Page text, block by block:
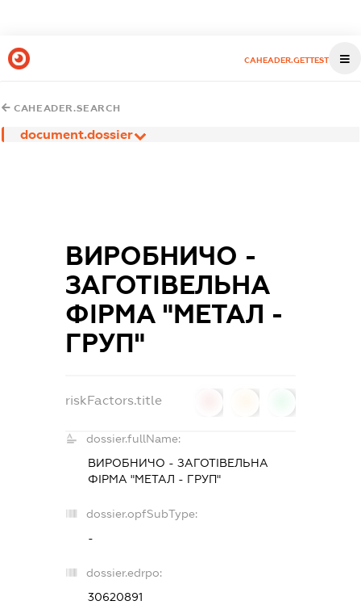
CAHEADER.GETTEST
CAHEADER.SEARCH
document.dossier
ВИРОБНИЧО -
ЗАГОТІВЕЛЬНА
ФІРМА "МЕТАЛ -
ГРУП"
riskFactors.title
dossier.fullName:
ВИРОБНИЧО - ЗАГОТІВЕЛЬНА
ФІРМА "МЕТАЛ - ГРУП"
dossier.opfSubType:
-
dossier.edrpo:
30620891